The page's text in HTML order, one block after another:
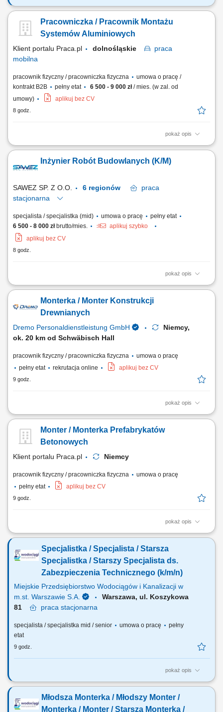
CZEKAMY NA OSOBĘ, KTÓRA: posiada wykształcenie wyższe,
inżynierii środowiska lub pokrewne; ma minimum 3 lata doświadczenia
zawodowego w/w obszarach i w prowadzeniu postępowań
Pracowniczka / Pracownik Montażu
Systemów Aluminiowych
Klient portalu Praca.pl dolnośląskie
praca
mobilna
pracownik fizyczny / pracowniczka fizyczna
umowa o pracę /
kontrakt B2B
pełny etat 6 500 - 9 000 zł/ mies. (w zal. od
umowy)
aplikuj bez CV
8 godz.
pokaż opis
Montaż pergoli aluminiowych, zadaszeń tarasowych oraz elementów
systemów stosowanych w konstrukcjach aluminiowych. Wykonywanie
prac montażowych zgodnie z dokumentacją techniczną. Przygotowanie
Inżynier Robót Budowlanych (K/M)
SAWEZ SP. Z O.O.
praca
stacjonarna
specjalista / specjalistka (mid) umowa o pracę
pełny etat
6 500 - 8 000 złbrutto/mies.
aplikuj szybko
aplikuj bez CV
8 godz.
pokaż opis
Opis stanowiska Organizacja, prowadzenie i nadzór nad realizacją
dotyczących rozwiązań konstrukcyjnych, technicznych; Prowadzenie
dokumentacji budowlanej i technicznej oraz korespondencji związanej
Monterka / Monter Konstrukcji
Drewnianych
Dremo Personaldienstleistung GmbH
Niemcy,
ok. 20 km od Schwäbisch Hall
pracownik fizyczny / pracowniczka fizyczna
umowa o pracę
pełny etat
rekrutacja online aplikuj bez CV
9 godz.
pokaż opis
Twoje zadania: Produkcja i montaż schodów drewnianych;
okien, drzwi oraz drewnianych elementów wykończeniowych; Obsługa
urządzeń wykorzystywanych przy obróbce drewna; Szlifowanie,
Monter / Monterka Prefabrykatów
Betonowych
Klient portalu Praca.pl Niemcy
pracownik fizyczny / pracowniczka fizyczna
umowa o pracę
pełny etat
aplikuj bez CV
9 godz.
pokaż opis
Udział w produkcji prefabrykatów betonowych. Obsługa maszyn i
betoniarskich zgodnie z dokumentacją i wytycznymi. Pomoc przy
przygotowaniu szalunków i zbrojeń. Dbanie o jakość wykonywanej
pracy oraz przestrzeganie zasad bezpieczeństwa.
Specjalistka / Specjalista / Starsza
Specjalistka / Starszy Specjalista ds.
Zabezpieczenia Technicznego (k/m/n)
Miejskie Przedsiębiorstwo Wodociągów i Kanalizacji w
m.st. Warszawie S.A.
Warszawa, ul. Koszykowa
81
praca stacjonarna
specjalista / specjalistka mid / senior umowa o pracę
pełny
etat
9 godz.
pokaż opis
Jakie będą Twoje obowiązki? prowadzenie i nadzór nad dokumentacją
tym: prowadzenie Książek Obiektów Budowlanych w systemie C-KOB;
nadzór nad dokumentacją związaną z UDT; nadzorowanie ze strony
Młodsza Monterka / Młodszy Monter /
Monterka / Monter / Starsza Monterka /